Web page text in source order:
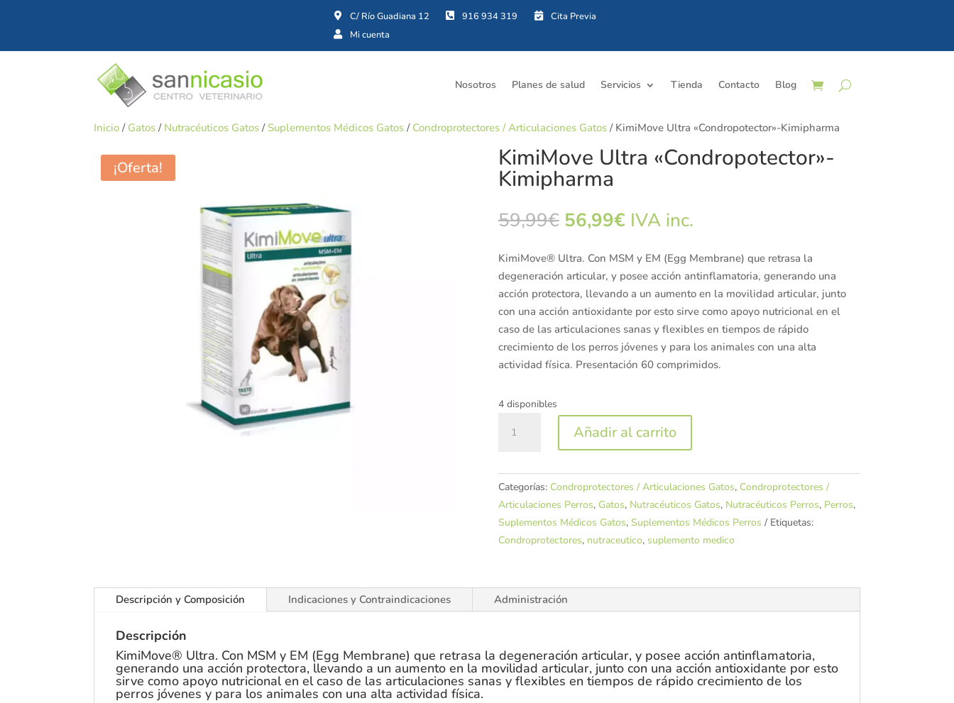
 


Nosotros Planes de salud Servicios Tienda Contacto Blog
Inicio / Gatos / Nutracéuticos Gatos /Suplementos Médicos Gatos / Condroprotectores / Articulaciones Gatos / KimiMove Ultra «Condropotector»-Kimipharma
¡Oferta! KimiMove Ultra «Condropotector»-
Kimipharma
59,99€ El
precio
original
era:
59,99€.
56,99€El
actual
es:
56,99€.
IVA inc.
KimiMove® Ultra. Con MSM y EM (Egg Membrane) que retrasa la
degeneración articular, y posee acción antinflamatoria, generando una
acción protectora, llevando a un aumento en la movilidad articular, junto
con una acción antioxidante por esto sirve como apoyo nutricional en el
caso de las articulaciones sanas y flexibles en tiempos de rápido
crecimiento de los perros jóvenes y para los animales con una alta
actividad física. Presentación 60 comprimidos.
4 disponibles
Ultra
Kimipharma
cantidad
Añadir al carrito
Categorías: Condroprotectores / Articulaciones Gatos, Condroprotectores /
Articulaciones Perros, Gatos, Nutracéuticos Gatos, Nutracéuticos Perros, Perros,
Suplementos Médicos Gatos, Suplementos Médicos Perros
Etiquetas:
Condroprotectores, nutraceutico, suplemento medico
Descripción y Composición Indicaciones y Contraindicaciones Administración
Descripción
KimiMove® Ultra. Con MSM y EM (Egg Membrane) que retrasa la degeneración articular, y posee acción antinflamatoria,
generando una acción protectora, llevando a un aumento en la movilidad articular, junto con una acción antioxidante por esto
sirve como apoyo nutricional en el caso de las articulaciones sanas y flexibles en tiempos de rápido crecimiento de los
perros jóvenes y para los animales con una alta actividad física.